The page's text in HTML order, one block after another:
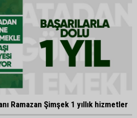
Ramazan Şimşek 1 yıllık hizmetler